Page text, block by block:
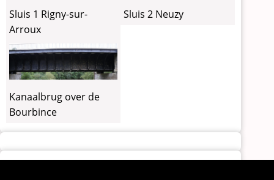
Sluis 1 Rigny-sur-
Arroux
Sluis 2 Neuzy
Kanaalbrug over de
Bourbince